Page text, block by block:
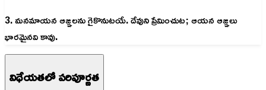
3. మనమాయన ఆజ్ఞలను గైకొనుటయే. దేవుని ప్రేమించుట; ఆయన ఆజ్ఞలు
భారమైనవి కావు.
విధేయతలో పరిపూర్ణత